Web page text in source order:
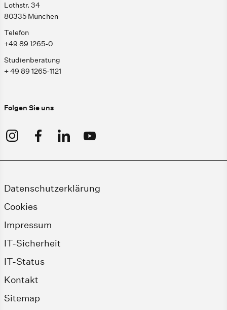
Lothstr. 34
80335 München
Telefon
+49 89 1265-0
Studienberatung
+ 49 89 1265-1121
Folgen Sie uns
Datenschutzerklärung
Cookies
Impressum
IT-Sicherheit
IT-Status
Kontakt
Sitemap